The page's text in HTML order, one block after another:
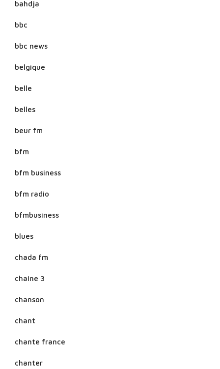
bahdja
bbc
bbc news
belgique
belle
belles
beur fm
bfm
bfm business
bfm radio
bfmbusiness
blues
chada fm
chaine 3
chanson
chant
chante france
chanter